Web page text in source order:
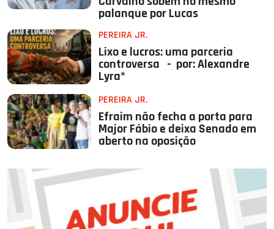
palanque por Lucas
PEREIRA JR.
Lixo e lucros: uma parceria
controversa - por: Alexandre
Lyra*
PEREIRA JR.
Efraim não fecha a porta para
Major Fábio e deixa Senado em
aberto na oposição